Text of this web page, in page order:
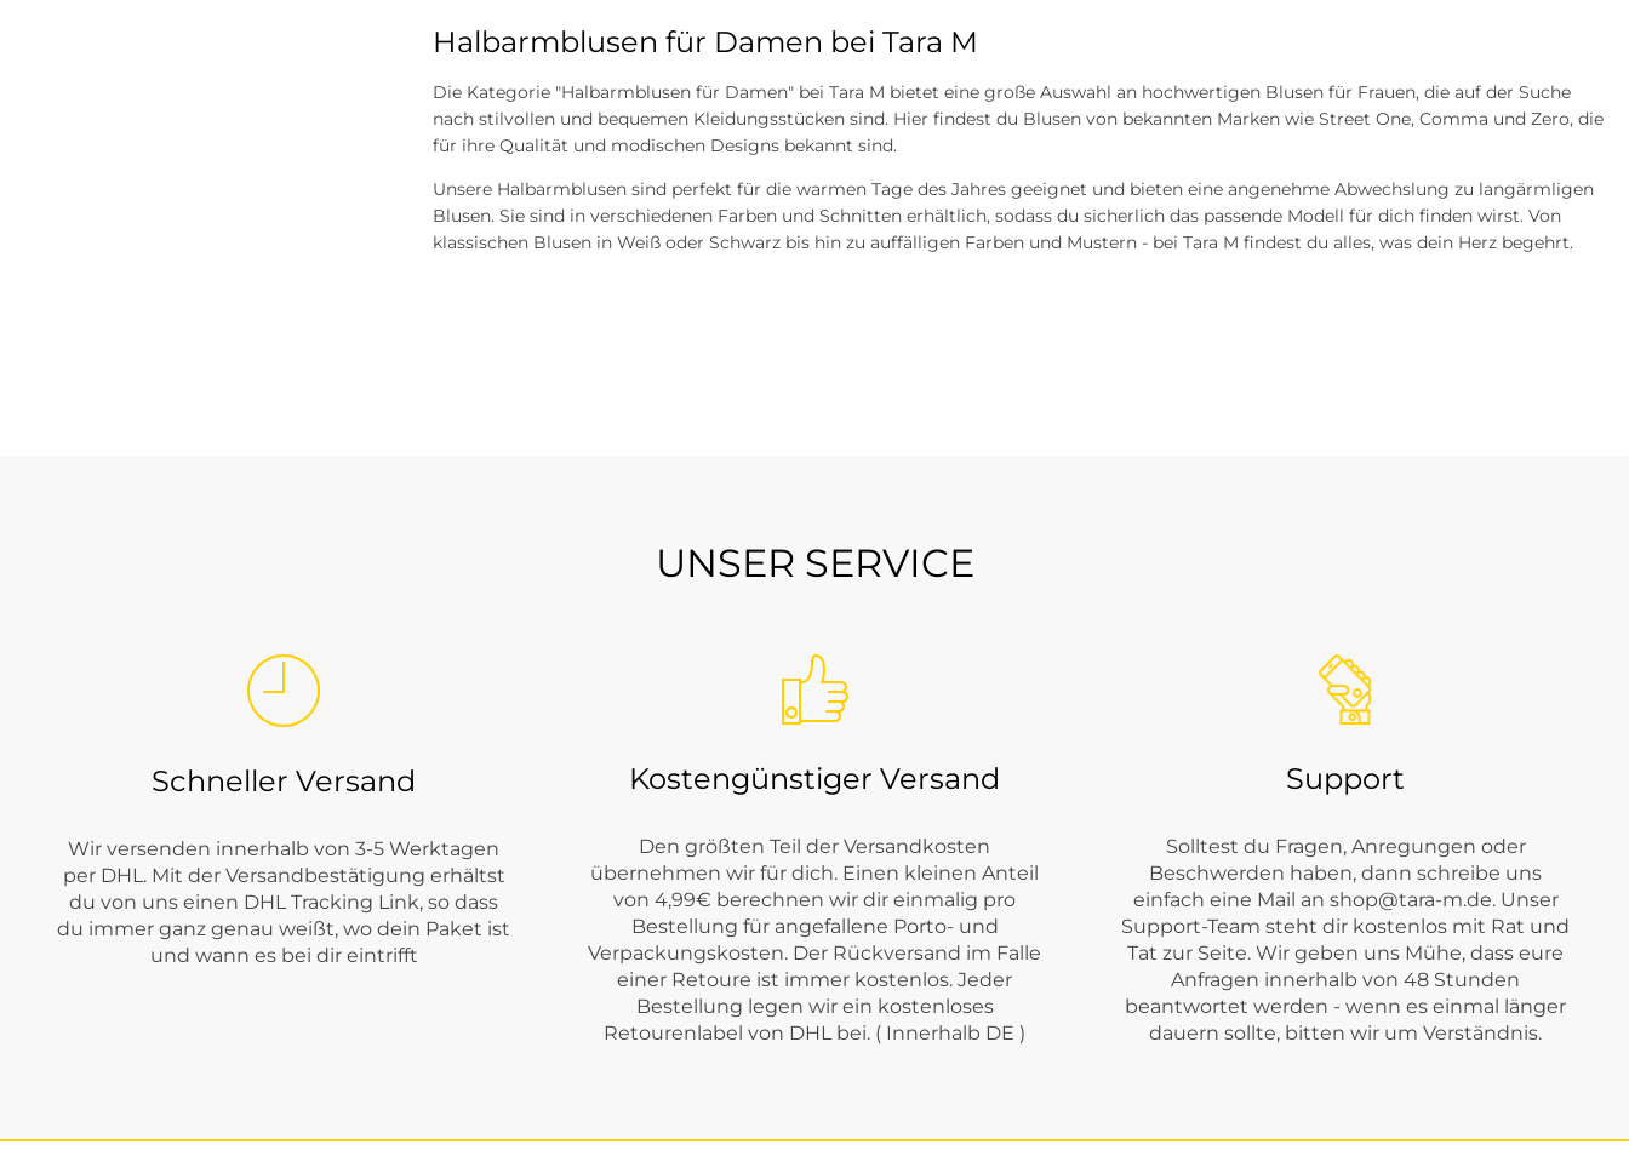
Halbarmblusen für Damen bei Tara M
Die Kategorie "Halbarmblusen für Damen" bei Tara M bietet eine große Auswahl an hochwertigen Blusen für Frauen, die auf der Suche
nach stilvollen und bequemen Kleidungsstücken sind. Hier findest du Blusen von bekannten Marken wie Street One, Comma und Zero, die
für ihre Qualität und modischen Designs bekannt sind.
Unsere Halbarmblusen sind perfekt für die warmen Tage des Jahres geeignet und bieten eine angenehme Abwechslung zu langärmligen
Blusen. Sie sind in verschiedenen Farben und Schnitten erhältlich, sodass du sicherlich das passende Modell für dich finden wirst. Von
klassischen Blusen in Weiß oder Schwarz bis hin zu auffälligen Farben und Mustern - bei Tara M findest du alles, was dein Herz begehrt.
UNSER SERVICE
Schneller Versand
Wir versenden innerhalb von 3-5 Werktagen
per DHL. Mit der Versandbestätigung erhältst
du von uns einen DHL Tracking Link, so dass
du immer ganz genau weißt, wo dein Paket ist
und wann es bei dir eintrifft
Kostengünstiger Versand
Den größten Teil der Versandkosten
übernehmen wir für dich. Einen kleinen Anteil
von 4,99€ berechnen wir dir einmalig pro
Bestellung für angefallene Porto- und
Verpackungskosten. Der Rückversand im Falle
einer Retoure ist immer kostenlos. Jeder
Bestellung legen wir ein kostenloses
Retourenlabel von DHL bei. ( Innerhalb DE )
Support
Solltest du Fragen, Anregungen oder
Beschwerden haben, dann schreibe uns
einfach eine Mail an shop@tara-m.de. Unser
Support-Team steht dir kostenlos mit Rat und
Tat zur Seite. Wir geben uns Mühe, dass eure
Anfragen innerhalb von 48 Stunden
beantwortet werden - wenn es einmal länger
dauern sollte, bitten wir um Verständnis.